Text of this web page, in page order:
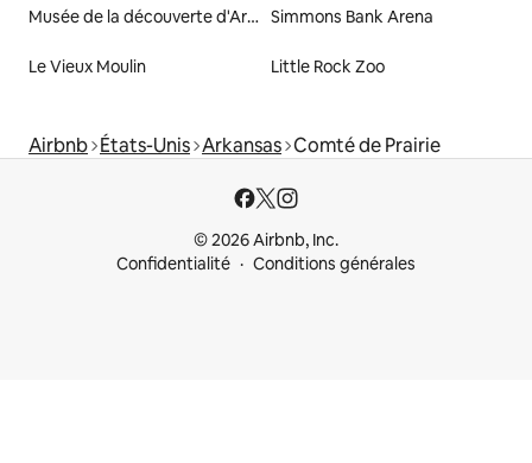
Musée de la découverte d'Arkansas Simmons Bank Arena
Le Vieux Moulin Little Rock Zoo
Airbnb États-Unis Arkansas Comté de Prairie
© 2026 Airbnb, Inc.
Confidentialité
Conditions générales